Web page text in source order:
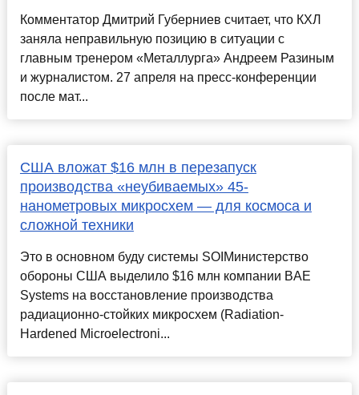
Комментатор Дмитрий Губерниев считает, что КХЛ
заняла неправильную позицию в ситуации с
главным тренером «Металлурга» Андреем Разиным
и журналистом. 27 апреля на пресс-конференции
после мат...
США вложат $16 млн в перезапуск
производства «неубиваемых» 45-
нанометровых микросхем — для космоса и
сложной техники
Это в основном буду системы SOIМинистерство
обороны США выделило $16 млн компании BAE
Systems на восстановление производства
радиационно-стойких микросхем (Radiation-
Hardened Microelectroni...